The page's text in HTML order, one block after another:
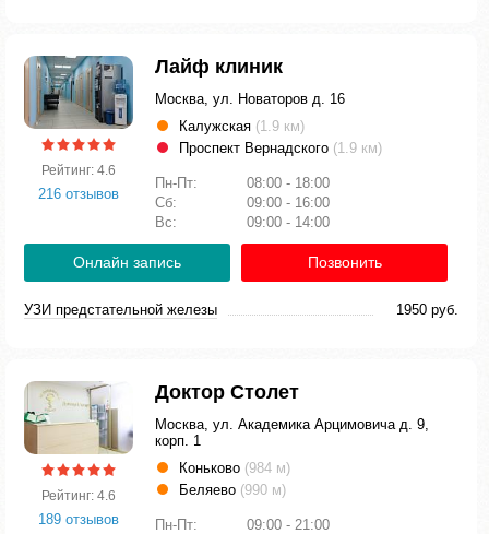
Рейтинг: 4.6
216 отзывов
Лайф клиник
Москва, ул. Новаторов д. 16
Калужская (1.9 км)
Проспект Вернадского (1.9 км)
Пн-Пт:
08:00 - 18:00
Сб:
09:00 - 16:00
Вс:
09:00 - 14:00
Онлайн запись Позвонить
УЗИ предстательной железы 1950 руб.
Рейтинг: 4.6
189 отзывов
Доктор Столет
Москва, ул. Академика Арцимовича д. 9,
корп. 1
Коньково (984 м)
Беляево (990 м)
Пн-Пт:
09:00 - 21:00